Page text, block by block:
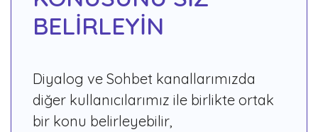
BELİRLEYİN
Diyalog ve Sohbet kanallarımızda
diğer kullanıcılarımız ile birlikte ortak
bir konu belirleyebilir,